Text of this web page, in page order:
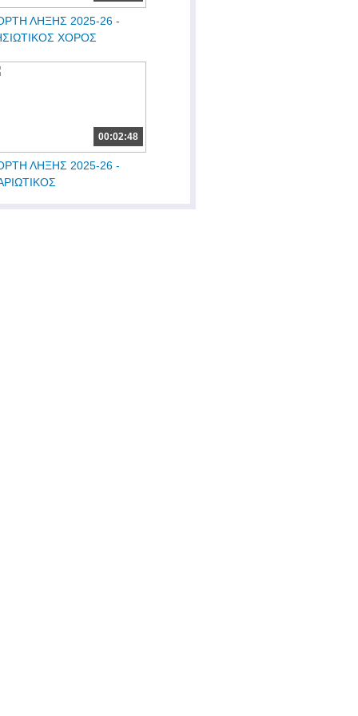
ΛΗΞΗΣ 2025-26 -
ΧΟΡΟΣ
00:02:48
ΛΗΞΗΣ 2025-26 -